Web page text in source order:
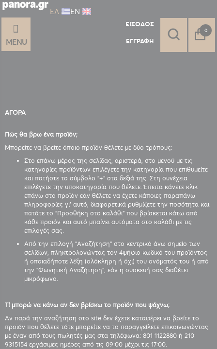
ΕΛ ΕΝ
MENU
0
ΕΊΣΟΔΟΣ
ΕΓΓΡΑΦΉ
ΑΓΟΡΑ
Πώς θα βρω ένα προϊόν;
Μπορείτε να βρείτε όποιο προϊόν θέλετε με δύο τρόπους:
Στο επάνω μέρος της σελίδας, αριστερά, στο μενού με τις
κατηγορίες προϊόντων επιλέγετε την κατηγορία που επιθυμείτε
και πατήστε το σύμβολο "+" στα δεξιά της. Στη συνέχεια
επιλέγετε την υποκατηγορία που θέλετε. Έπειτα κάνετε κλικ
επάνω στο προϊόν εάν θέλετε να έχετε κάποιες παραπάνω
πληροφορίες γι' αυτό, διαφορετικά ρυθμίζετε την ποσότητα και
πατάτε το "Προσθήκη στο καλάθι" που βρίσκεται κάτω από
κάθε προϊόν και αυτό μπαίνει αυτόματα στο καλάθι με τις
επιλογές σας.
Από την επιλογή "Αναζήτηση" στο κεντρικό άνω σημείο των
σελίδων, πληκτρολογώντας τον 4ψήφιο κωδικό του προϊόντος
ή οποιαδήποτε λέξη (ολόκληρη ή όχι) του ονόματός του ή από
την "Φωνητική Αναζήτηση", εάν η συσκευή σας διαθέτει
μικρόφωνο.
Τί μπορώ να κάνω αν δεν βρίσκω το προϊόν που ψάχνω;
Αν παρά την αναζήτηση στο site δεν έχετε καταφέρει να βρείτε το
προϊόν που θέλετε τότε μπορείτε να το παραγγείλετε επικοινωνώντας
με έναν από τους πωλητές μας στα τηλέφωνα: 801 1122880 ή 210
9315154 εργάσιμες ημέρες από τις 09:00 μέχρι τις 17:00.